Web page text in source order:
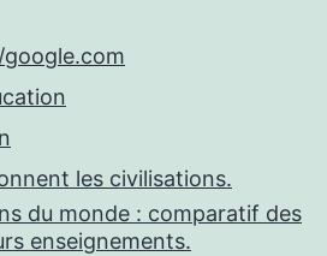
les civilisations.
du monde : comparatif des
enseignements.